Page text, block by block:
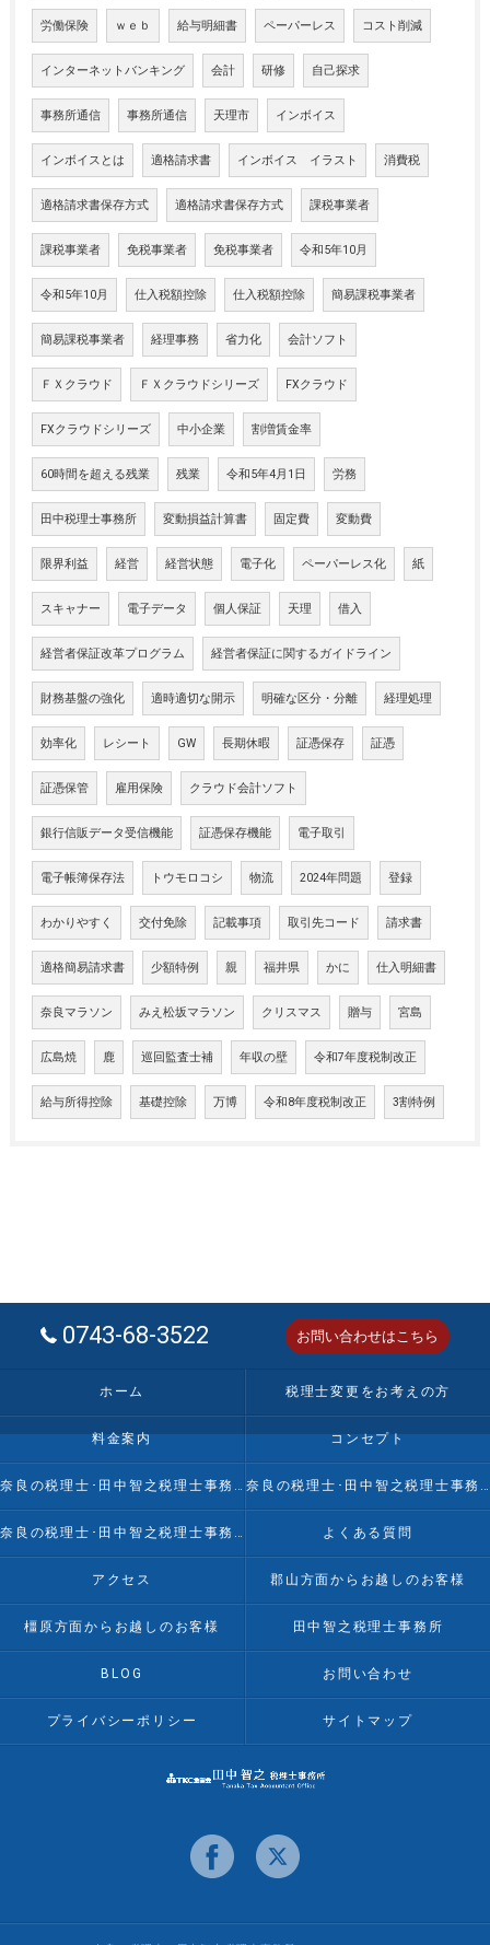
労働保険 ｗｅｂ 給与明細書 ペーパーレス コスト削減
インターネットバンキング 会計 研修 自己探求
事務所通信 事務所通信 天理市 インボイス
インボイスとは 適格請求書 インボイス イラスト 消費税
適格請求書保存方式 適格請求書保存方式 課税事業者
課税事業者 免税事業者 免税事業者 令和5年10月
令和5年10月 仕入税額控除 仕入税額控除 簡易課税事業者
簡易課税事業者 経理事務 省力化 会計ソフト
ＦＸクラウド ＦＸクラウドシリーズ FXクラウド
FXクラウドシリーズ 中小企業 割増賃金率
60時間を超える残業 残業 令和5年4月1日 労務
田中税理士事務所 変動損益計算書 固定費 変動費
限界利益 経営 経営状態 電子化 ペーパーレス化 紙
スキャナー 電子データ 個人保証 天理 借入
経営者保証改革プログラム 経営者保証に関するガイドライン
財務基盤の強化 適時適切な開示 明確な区分・分離 経理処理
効率化 レシート GW 長期休暇 証憑保存 証憑
証憑保管 雇用保険 クラウド会計ソフト
銀行信販データ受信機能 証憑保存機能 電子取引
電子帳簿保存法 トウモロコシ 物流 2024年問題 登録
わかりやすく 交付免除 記載事項 取引先コード 請求書
適格簡易請求書 少額特例 親 福井県 かに 仕入明細書
奈良マラソン みえ松坂マラソン クリスマス 贈与 宮島
広島焼 鹿 巡回監査士補 年収の壁 令和7年度税制改正
給与所得控除 基礎控除 万博 令和8年度税制改正 3割特例
0743-68-3522 お問い合わせはこちら
ホーム 税理士変更をお考えの方
料金案内 コンセプト
奈良の税理士･田中智之税理士事務所の口コミ情報 奈良の税理士･田中智之税理士事務所の評判
奈良の税理士･田中智之税理士事務所のお客様の声 よくある質問
アクセス 郡山方面からお越しのお客様
橿原方面からお越しのお客様 田中智之税理士事務所
BLOG お問い合わせ
プライバシーポリシー サイトマップ